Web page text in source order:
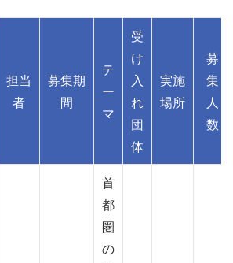
担当
者
募集期
間
テ
ー
マ
受
け
入
れ
団
体
実施
場所
募
集
人
数
首
都
圏
の